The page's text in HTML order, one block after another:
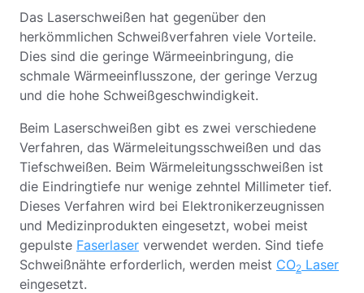
Das Laserschweißen hat gegenüber den
herkömmlichen Schweißverfahren viele Vorteile.
Dies sind die geringe Wärmeeinbringung, die
schmale Wärmeeinflusszone, der geringe Verzug
und die hohe Schweißgeschwindigkeit.
Beim Laserschweißen gibt es zwei verschiedene
Verfahren, das Wärmeleitungsschweißen und das
Tiefschweißen. Beim Wärmeleitungsschweißen ist
die Eindringtiefe nur wenige zehntel Millimeter tief.
Dieses Verfahren wird bei Elektronikerzeugnissen
und Medizinprodukten eingesetzt, wobei meist
gepulste Faserlaser verwendet werden. Sind tiefe
Schweißnähte erforderlich, werden meist CO2 Laser
eingesetzt.